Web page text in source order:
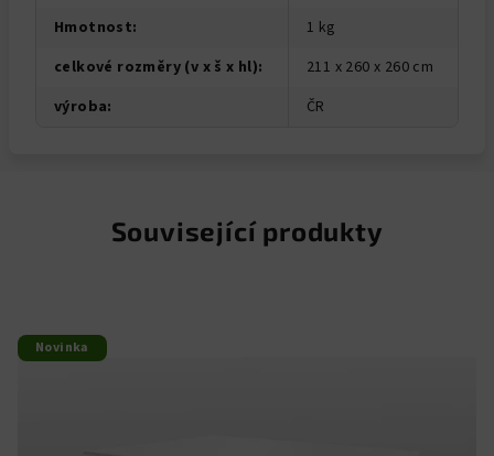
Hmotnost:
1 kg
celkové rozměry (v x š x hl):
211 x 260 x 260 cm
výroba: ČR
Související produkty
Novinka